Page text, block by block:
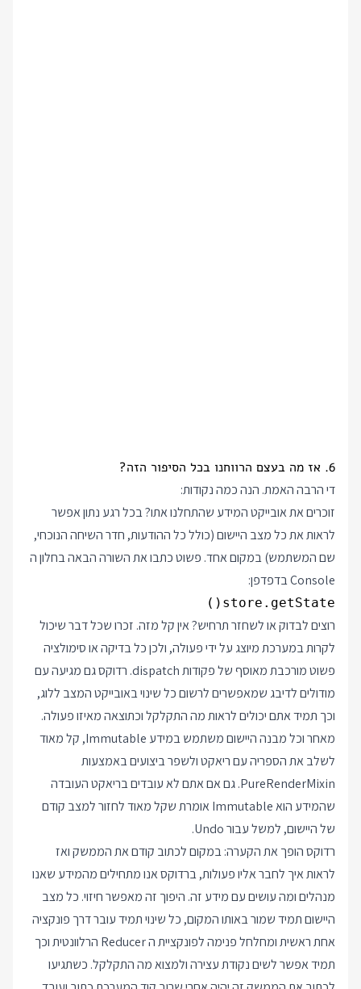
6. אז מה בעצם הרווחנו בכל הסיפור הזה?
די הרבה האמת. הנה כמה נקודות:
זוכרים את אובייקט המידע שהתחלנו אתו? בכל רגע נתון אפשר
לראות את כל מצב היישום (כולל כל ההודעות, חדר השיחה הנוכחי,
שם המשתמש) במקום אחד. פשוט כתבו את השורה הבאה בחלון ה
Console בדפדפן:
store.getState()
רוצים לבדוק או לשחזר תרחיש? אין קל מזה. זכרו שכל דבר שיכול
לקרות במערכת מיוצג על ידי פעולה, ולכן כל בדיקה או סימולציה
פשוט מורכבת מאוסף של פקודות dispatch. רדוקס גם מגיעה עם
מודולים לדיבג שמאפשרים לרשום כל שינוי באובייקט המצב ללוג,
וכך תמיד אתם יכולים לראות מה התקלקל וכתוצאה מאיזו פעולה.
מאחר וכל מבנה היישום משתמש במידע Immutable, קל מאוד
לשלב את הספריה עם ריאקט ולשפר ביצועים באמצעות
PureRenderMixin. גם אם אתם לא עובדים בריאקט העובדה
שהמידע הוא Immutable אומרת שקל מאוד לחזור למצב קודם
של היישום, למשל עבור Undo.
רדוקס הופך את הקערה: במקום לכתוב קודם את הממשק ואז
לראות איך לחבר אליו פעולות, ברדוקס אנו מתחילים מהמידע שאנו
מנהלים ומה עושים עם מידע זה. היפוך זה מאפשר חיזוי. כל מצב
היישום תמיד שמור באותו המקום, כל שינוי תמיד עובר דרך פונקציה
אחת ראשית ומחלחל פנימה לפונקציית ה Reducer הרלוונטית וכך
תמיד אפשר לשים נקודת עצירה ולמצוא מה התקלקל. כשתגיעו